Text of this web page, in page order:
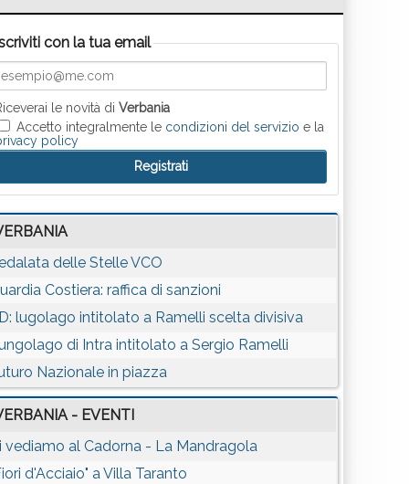
con la tua email
le novità diVerbania
Accetto integralmente le condizioni del servizio e la
policy
delle Stelle VCO
Costiera: raffica di sanzioni
lugolago intitolato a Ramelli scelta divisiva
di Intra intitolato a Sergio Ramelli
Nazionale in piazza
- EVENTI
vediamo al Cadorna - La Mandragola
d'Acciaio" a Villa Taranto